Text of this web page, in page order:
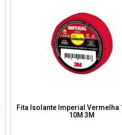
Fita Isolante Imperial Vermelha
10M 3M